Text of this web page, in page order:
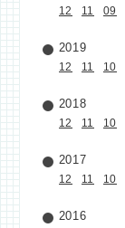
12 11 09
2019
12 11 10
2018
12 11 10
2017
12 11 10
2016